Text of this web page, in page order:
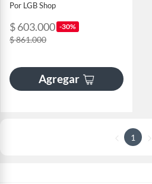
Por LGB Shop
$ 603.000 -30%
$ 861.000
Agregar
1